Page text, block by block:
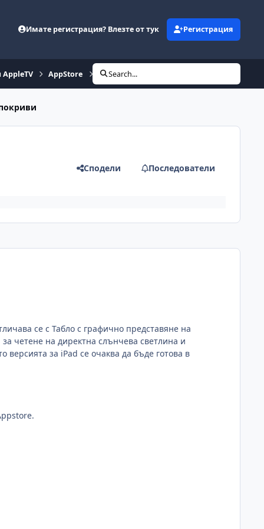
Имате регистрация? Влезте от тук Регистрация
AppStore Missions for iPhone
Search...
Сподели Последователи
се с Табло с графично представяне на
четене на директна слънчева светлина и
за iPad се очаква да бъде готова в